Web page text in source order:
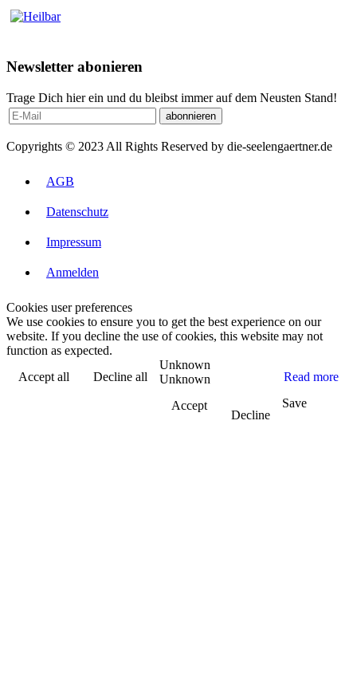
Newsletter abonieren
Trage Dich hier ein und du bleibst immer auf dem Neusten Stand!
Copyrights © 2023 All Rights Reserved by die-seelengaertner.de
AGB
Datenschutz
Impressum
Anmelden
Cookies user preferences
We use cookies to ensure you to get the best experience on our
website. If you decline the use of cookies, this website may not
function as expected.
Accept all
Decline all Read more
Unknown
Unknown
Accept
Decline
Save